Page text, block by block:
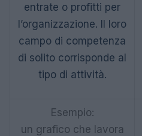
entrate o profitti per
l’organizzazione. Il loro
campo di competenza
di solito corrisponde al
tipo di attività.
Esempio:
un grafico che lavora